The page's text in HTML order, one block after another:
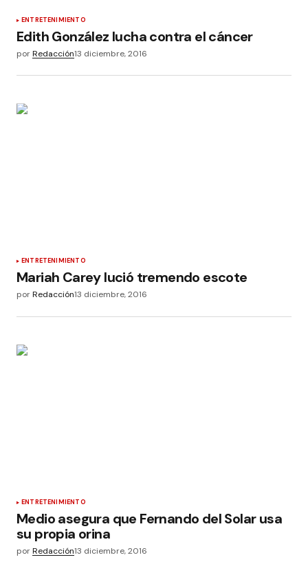
ENTRETENIMIENTO
Edith González lucha contra el cáncer
porRedacción13 diciembre, 2016
ENTRETENIMIENTO
Mariah Carey lució tremendo escote
porRedacción13 diciembre, 2016
ENTRETENIMIENTO
Medio asegura que Fernando del Solar usa
su propia orina
porRedacción13 diciembre, 2016